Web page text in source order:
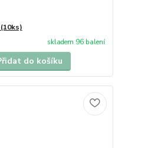
skladem 96 balení
do košíku